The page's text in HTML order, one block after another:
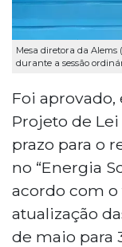
Mesa diretora da Alems
durante a sessão
Foi
Projeto de
prazo para o
no “Energia
acordo com o
atualização
de maio para